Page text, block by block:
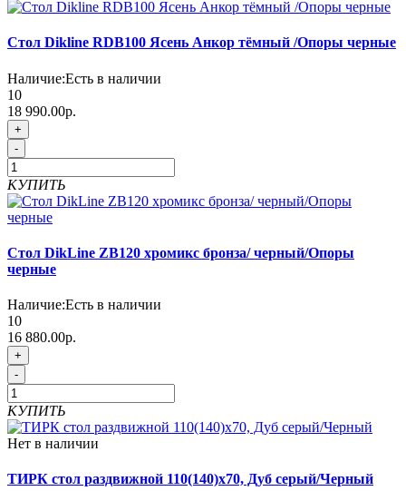
Стол Dikline RDB100 Ясень Анкор тёмный /Опоры черные
Наличие:Есть в наличии
10
18 990.00р.
+
-
КУПИТЬ
Стол DikLine ZB120 хромикс бронза/ черный/Опоры
черные
Наличие:Есть в наличии
10
16 880.00р.
+
-
КУПИТЬ
Нет в наличии
ТИРК стол раздвижной 110(140)х70, Дуб серый/Черный